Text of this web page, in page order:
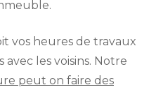
vos heures de travaux
les voisins. Notre
peut on faire des